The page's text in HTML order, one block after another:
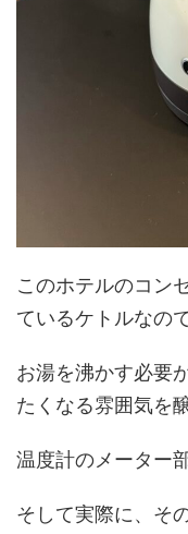
このホテルのコン
ているケトルなの
お湯を沸かす必要
たくなる雰囲気を
温度計のメーター
そして実際に、そ